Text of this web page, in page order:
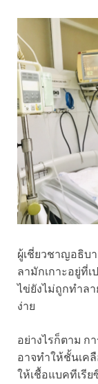
ผู้เชี่ยวชาญอธิบ
ลามักเกาะอยู่ที่
ไข่ยังไม่ถูกทำล
ง่าย
อย่างไรก็ตาม ก
อาจทำให้ชั้นเค
ให้เชื้อแบคทีเรี